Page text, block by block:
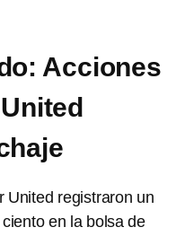
Acciones
United registraron un
en la bolsa de